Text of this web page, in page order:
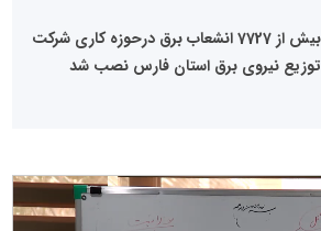
بیش از 7727 انشعاب برق درحوزه کاری شرکت
توزیع نیروی برق استان فارس نصب شد